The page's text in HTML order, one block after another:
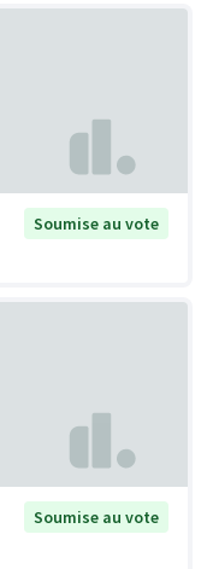
Soumise au vote
Soumise au vote